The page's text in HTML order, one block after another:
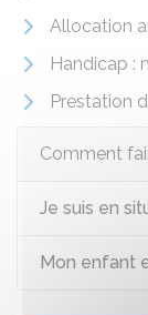
Allocation
Handicap :
Prestation
Comment
Je suis en
Mon enfant